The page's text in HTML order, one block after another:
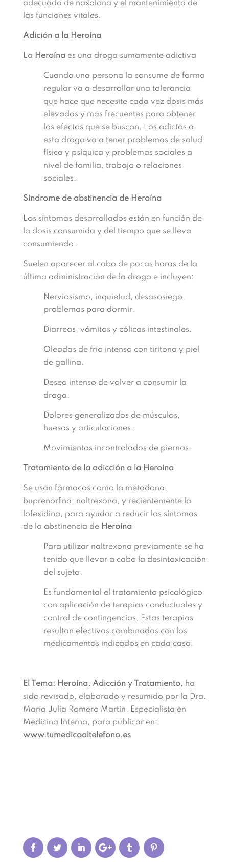
adecuada de naxolona y el mantenimiento de
las funciones vitales.
Adición a la Heroína
La Heroína es una droga sumamente adictiva
Cuando una persona la consume de forma
regular va a desarrollar una tolerancia
que hace que necesite cada vez dosis más
elevadas y más frecuentes para obtener
los efectos que se buscan. Los adictos a
esta droga va a tener problemas de salud
física y psíquica y problemas sociales a
nivel de familia, trabajo o relaciones
sociales.
Síndrome de abstinencia de Heroína
Los síntomas desarrollados están en función de
la dosis consumida y del tiempo que se lleva
consumiendo.
Suelen aparecer al cabo de pocas horas de la
última administración de la droga e incluyen:
Nerviosismo, inquietud, desasosiego,
problemas para dormir.
Diarreas, vómitos y cólicos intestinales.
Oleadas de frío intenso con tiritona y piel
de gallina.
Deseo intenso de volver a consumir la
droga.
Dolores generalizados de músculos,
huesos y articulaciones.
Movimientos incontrolados de piernas.
Tratamiento de la adicción a la Heroína
Se usan fármacos como la metadona,
buprenorfina, naltrexona, y recientemente la
lofexidina, para ayudar a reducir los síntomas
de la abstinencia de Heroína
Para utilizar naltrexona previamente se ha
tenido que llevar a cabo la desintoxicación
del sujeto.
Es fundamental el tratamiento psicológico
con aplicación de terapias conductuales y
control de contingencias. Estas terapias
resultan efectivas combinadas con los
medicamentos indicados en cada caso.
El Tema: Heroína. Adicción y Tratamiento, ha
sido revisado, elaborado y resumido por la Dra.
María Julia Romero Martín, Especialista en
Medicina Interna, para publicar en:
www.tumedicoaltelefono.es